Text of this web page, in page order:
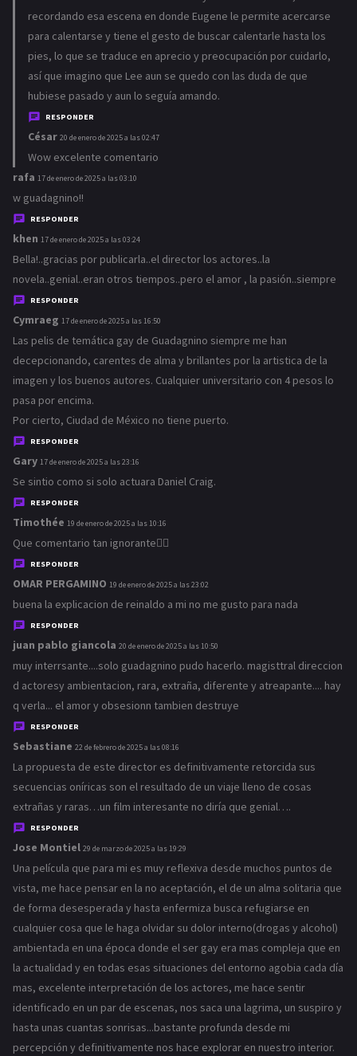
recordando esa escena en donde Eugene le permite acercarse
para calentarse y tiene el gesto de buscar calentarle hasta los
pies, lo que se traduce en aprecio y preocupación por cuidarlo,
así que imagino que Lee aun se quedo con las duda de que
hubiese pasado y aun lo seguía amando.
RESPONDER
Césard
i
c
e
:
20 de enero de 2025 a las 02:47
Wow excelente comentario
rafa d
i
c
e
:
17 de enero de 2025 a las 03:10
w guadagnino!!
RESPONDER
khen d
i
c
e
:
17 de enero de 2025 a las 03:24
Bella!..gracias por publicarla..el director los actores..la
novela..genial..eran otros tiempos..pero el amor , la pasión..siempre
RESPONDER
Cymraeg d
i
c
e
:
17 de enero de 2025 a las 16:50
Las pelis de temática gay de Guadagnino siempre me han
decepcionando, carentes de alma y brillantes por la artistica de la
imagen y los buenos autores. Cualquier universitario con 4 pesos lo
pasa por encima.
Por cierto, Ciudad de México no tiene puerto.
RESPONDER
Garyd
i
c
e
:
17 de enero de 2025 a las 23:16
Se sintio como si solo actuara Daniel Craig.
RESPONDER
Timothée d
i
c
e
:
19 de enero de 2025 a las 10:16
Que comentario tan ignorante👎🏻
RESPONDER
OMAR PERGAMINO d
i
e
:
19 de enero de 2025 a las 23:02
buena la explicacion de reinaldo a mi no me gusto para nada
RESPONDER
juan pablo giancola d
i
c
e
20 de enero de 2025 a las 10:50
muy interrsante....solo guadagnino pudo hacerlo. magisttral direccion
d actoresy ambientacion, rara, extraña, diferente y atreapante.... hay
q verla... el amor y obsesionn tambien destruye
RESPONDER
Sebastiane d
i
c
e
:
22 de febrero de 2025 a las 08:16
La propuesta de este director es definitivamente retorcida sus
secuencias oníricas son el resultado de un viaje lleno de cosas
extrañas y raras…un film interesante no diría que genial….
RESPONDER
Jose Montield
i
c
e
:
29 de marzo de 2025 a las 19:29
Una película que para mi es muy reflexiva desde muchos puntos de
vista, me hace pensar en la no aceptación, el de un alma solitaria que
de forma desesperada y hasta enfermiza busca refugiarse en
cualquier cosa que le haga olvidar su dolor interno(drogas y alcohol)
ambientada en una época donde el ser gay era mas compleja que en
la actualidad y en todas esas situaciones del entorno agobia cada día
mas, excelente interpretación de los actores, me hace sentir
identificado en un par de escenas, nos saca una lagrima, un suspiro y
hasta unas cuantas sonrisas...bastante profunda desde mi
percepción y definitivamente nos hace explorar en nuestro interior.